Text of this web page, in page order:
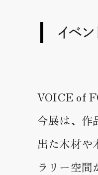
イベン
VOICE of
今展は、作
出た木材や
ラリー空